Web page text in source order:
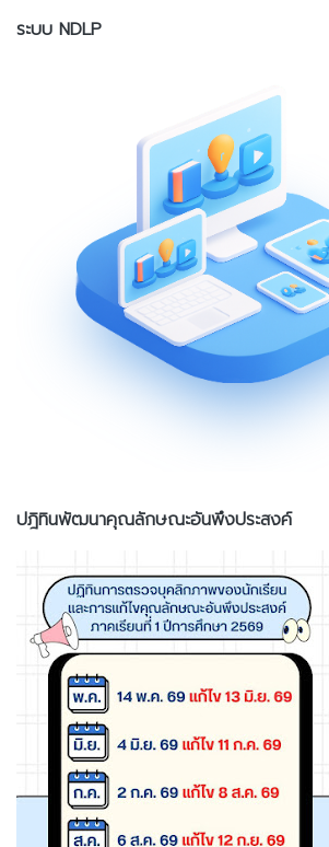
ระบบ NDLP
ปฎิทินพัฒนาคุณลักษณะอันพึงประสงค์